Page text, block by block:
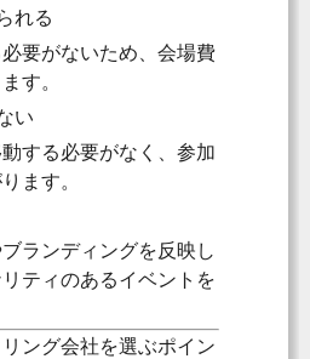
れる
要がないため、会場費
す。
い
する必要がなく、参加
ます。
ランディングを反映し
ティのあるイベントを
ング会社を選ぶポイン